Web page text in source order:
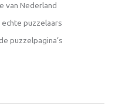
van Nederland
echte puzzelaars
puzzelpagina’s